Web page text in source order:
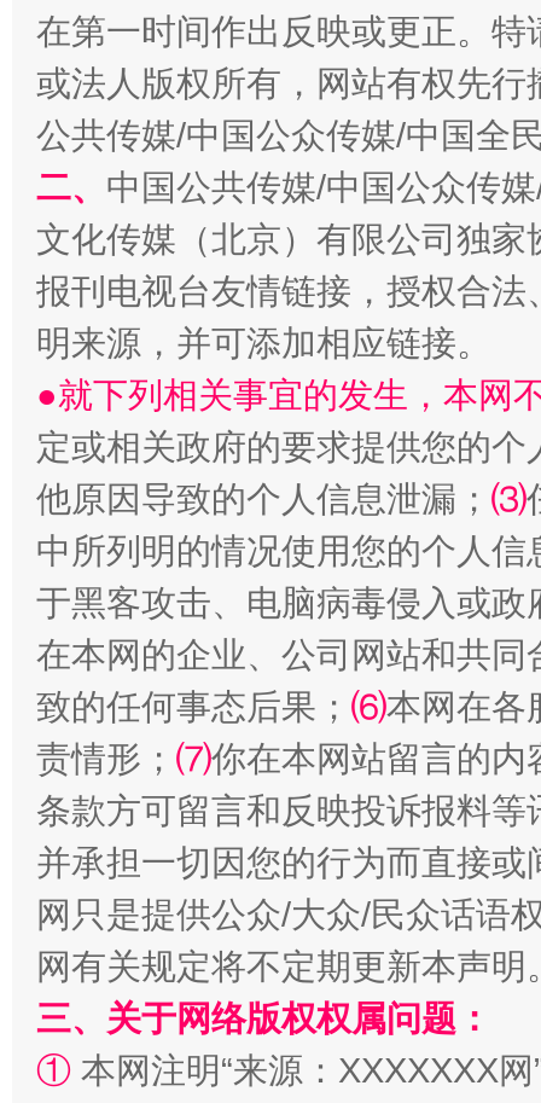
解纷+调解+退费，一次搞定
站台名比不上好声名
在第一时间作出反映或更正。
或法人版权所有，网站有权先
公共传媒/中国公众传媒/中国全
二、 中国公共传媒/中国公众传
文化传媒（北京）有限公司独
报刊电视台友情链接，授权合
明来源，并可添加相应链接。
●就下列相关事宜的发生，本网
定或相关政府的要求提供您的个
他原因导致的个人信息泄漏； ⑶
中所列明的情况使用您的个人
于黑客攻击、电脑病毒侵入或
在本网的企业、公司网站和共
致的任何事态后果； ⑹本网在各
责情形； ⑺你在本网站留言的内
条款方可留言和反映投诉报料
并承担一切因您的行为而直接
网只是提供公众/大众/民众话语
网有关规定将不定期更新本声明
三、关于网络版权权属问题：
① 本网注明“来源：XXXXXXX